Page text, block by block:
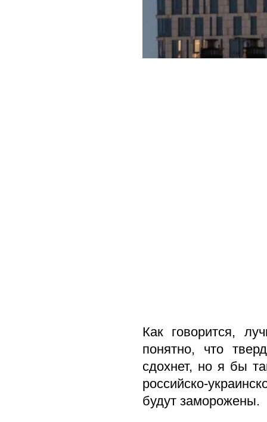
Как говорится,
понятно, что
сдохнет, но я бы
российско-
будут заморожены.